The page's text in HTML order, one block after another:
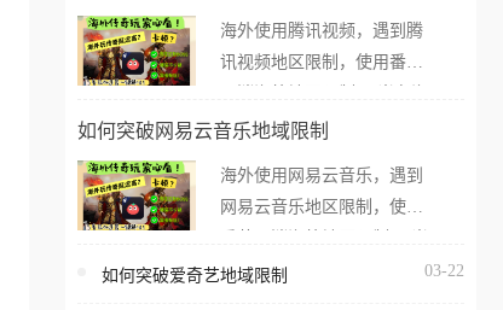
海外使用腾讯视频，遇到腾
讯视频地区限制，使用番茄
外打开腾讯视频，却突然弹
地区无法播放”的提示语。
海外用户如香港、澳门、台
亚、欧洲等国家和地区时，
如何突破网易云音乐地域限制
海外使用网易云音乐，遇到
网易云音乐地区限制，使用
在海外打开网易云音乐，却
如何突破爱奇艺地域限制 03-22